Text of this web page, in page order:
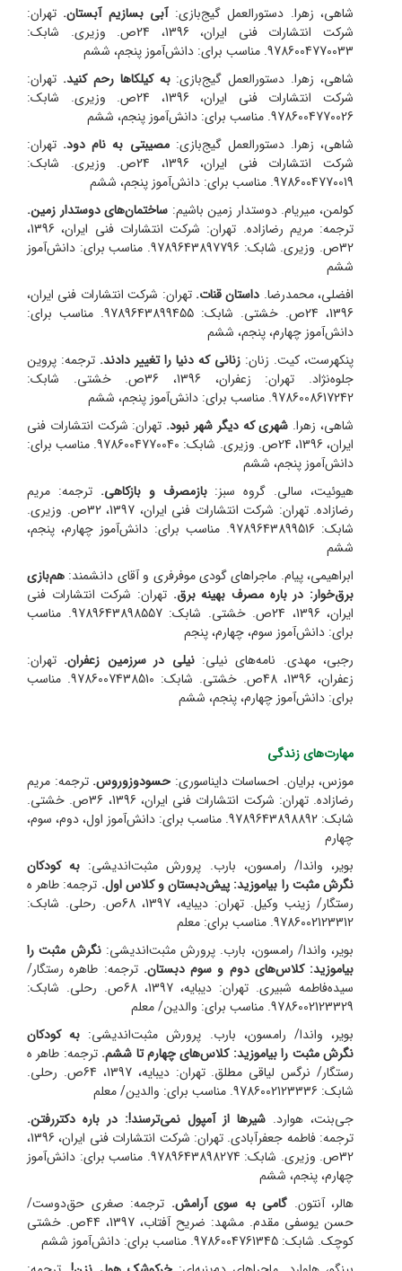
شاهی، زهرا. دستور‌العمل گیج‌بازی:آبی بسازیم آبستان. تهران:
شرکت انتشارات فنی ایران، 1396، 24ص. وزیری. شابک:
9786004770033. مناسب برای: دانش‌آموز پنجم، ششم
شاهی، زهرا. دستور‌العمل گیج‌بازی:به کیلکاها رحم کنید. تهران:
شرکت انتشارات فنی ایران، 1396، 24ص. وزیری. شابک:
9786004770026. مناسب برای: دانش‌آموز پنجم، ششم
شاهی، زهرا. دستور‌العمل گیج‌بازی:مصیبتی به نام دود. تهران:
شرکت انتشارات فنی ایران، 1396، 24ص. وزیری. شابک:
9786004770019. مناسب برای: دانش‌آموز پنجم، ششم
کولمن، میریام. دوستدار زمین باشیم: ساختمان‌های دوستدار زمین.
ترجمه: مریم رضازاده.
تهران: شرکت انتشارات فنی ایران، 1396،
32ص. وزیری. شابک: 9789643897796. مناسب برای: دانش‌آموز
ششم
افضلی، محمدرضا. داستان قنات. تهران: شرکت انتشارات فنی ایران،
1396، 24ص. خشتی. شابک: 9789643899455. مناسب برای:
دانش‌آموز چهارم، پنجم، ششم
پنکهرست، کیت. زنان: زنانی که دنیا را تغییر دادند. ترجمه: پروین
جلوه‌نژاد.
تهران: زعفران، 1396، 36ص. خشتی. شابک:
9786008617242. مناسب برای: دانش‌آموز پنجم، ششم
شاهی، زهرا. شهری که دیگر شهر نبود. تهران: شرکت انتشارات فنی
ایران، 1396، 24ص. وزیری. شابک: 9786004770040. مناسب برای:
دانش‌آموز پنجم، ششم
هیوئیت، سالی. گروه سبز:بازمصرف و بازکاهی. ترجمه: مریم
رضازاده.
تهران: شرکت انتشارات فنی ایران، 1397، 32ص. وزیری.
شابک: 9789643899516. مناسب برای: دانش‌آموز چهارم، پنجم،
ششم
ابراهیمی، پیام. ماجراهای گودی موفرفری و آقای دانشمند: هم‌بازی
برق‌خوار: در باره مصرف بهینه برق. تهران: شرکت انتشارات فنی
ایران، 1396، 24ص. خشتی. شابک: 9789643898557. مناسب
برای: دانش‌آموز سوم، چهارم، پنجم
رجبی، مهدی. نامه‌های نیلی:نیلی در سرزمین زعفران. تهران:
زعفران، 1396، 48ص. خشتی. شابک: 9786007438510. مناسب
برای: دانش‌آموز چهارم، پنجم، ششم
مهارت‌های زندگی
موزس، برایان. احساسات دایناسوری: حسودوزوروس. ترجمه: مریم
رضازاده.
تهران: شرکت انتشارات فنی ایران، 1396، 36ص. خشتی.
شابک: 9789643898892. مناسب برای: دانش‌آموز اول، دوم، سوم،
چهارم
بویر، واندا/ رامسون، بارب. پرورش مثبت‌اندیشی: به کودکان
نگرش مثبت را بیاموزید: پیش‌دبستان و کلاس اول. ترجمه: طاهر ه
رستگار/ زینب وکیل.
تهران: دیبایه، 1397، 68ص. رحلی. شابک:
9786002123312. مناسب برای: معلم
بویر، واندا/ رامسون، بارب. پرورش مثبت‌اندیشی:نگرش مثبت را
بیاموزید: کلاس‌های دوم و سوم دبستان. ترجمه: طاهره رستگار/
سیده‌فاطمه شبیری.
تهران: دیبایه، 1397، 68ص. رحلی. شابک:
9786002123329. مناسب برای: والدین/ معلم
بویر، واندا/ رامسون، بارب. پرورش مثبت‌اندیشی: به کودکان
نگرش مثبت را بیاموزید: کلاس‌های چهارم تا ششم. ترجمه: طاهر ه
رستگار/ نرگس لیاقی مطلق.
تهران: دیبایه، 1397، 64ص. رحلی.
شابک: 9786002123336. مناسب برای: والدین/ معلم
جی‌بنت، هوارد. شیرها از آمپول نمی‌ترسند!: در باره دکتررفتن.
ترجمه: فاطمه جعفرآبادی.
تهران: شرکت انتشارات فنی ایران، 1396،
32ص. وزیری. شابک: 9789643898274. مناسب برای: دانش‌آموز
چهارم، پنجم، ششم
هالر، آنتون. گامی به سوی آرامش. ترجمه: صغری حق‌دوست/
حسن یوسفی مقدم.
مشهد: ضریح آفتاب، 1397، 44ص. خشتی
کوچک. شابک: 9786004761345. مناسب برای: دانش‌آموز ششم